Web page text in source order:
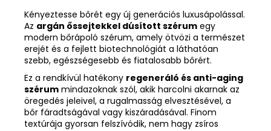
Kényeztesse bőrét egy új generációs luxusápolással.
Az argán őssejtekkel dúsított szérum egy
modern bőrápoló szérum, amely ötvözi a természet
erejét és a fejlett biotechnológiát a láthatóan
szebb, egészségesebb és fiatalosabb bőrért.
Ez a rendkívül hatékony regeneráló és anti-aging
szérum mindazoknak szól, akik harcolni akarnak az
öregedés jeleivel, a rugalmasság elvesztésével, a
bőr fáradtságával vagy kiszáradásával. Finom
textúrája gyorsan felszívódik, nem hagy zsíros